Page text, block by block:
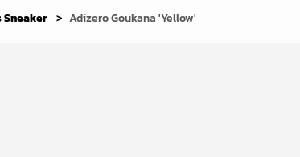
Adizero Goukana 'Yellow'